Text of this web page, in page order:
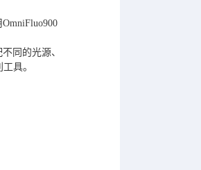
同的光源、
具。